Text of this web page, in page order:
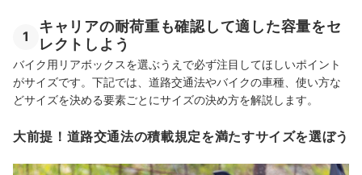
1
キャリアの耐荷重も確認して適した容量をセ
レクトしよう
バイク用リアボックスを選ぶうえで必ず注目してほしいポイント
がサイズです。下記では、道路交通法やバイクの車種、使い方な
どサイズを決める要素ごとにサイズの決め方を解説します。
大前提！道路交通法の積載規定を満たすサイズを選ぼう